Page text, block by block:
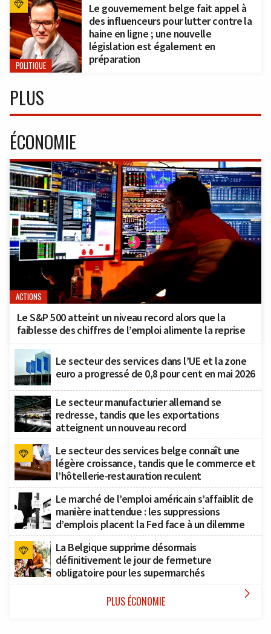
POLITIQUE
Le gouvernement belge fait appel à
des influenceurs pour lutter contre la
haine en ligne ; une nouvelle
législation est également en
préparation
PLUS
ÉCONOMIE
ACTIONS
Le S&P 500 atteint un niveau record alors que la
faiblesse des chiffres de l’emploi alimente la reprise
Le secteur des services dans l’UE et la zone
euro a progressé de 0,8 pour cent en mai 2026
Le secteur manufacturier allemand se
redresse, tandis que les exportations
atteignent un nouveau record
Le secteur des services belge connaît une
légère croissance, tandis que le commerce et
l’hôtellerie-restauration reculent
Le marché de l’emploi américain s’affaiblit de
manière inattendue : les suppressions
d’emplois placent la Fed face à un dilemme
La Belgique supprime désormais
définitivement le jour de fermeture
obligatoire pour les supermarchés
PLUS ÉCONOMIE 